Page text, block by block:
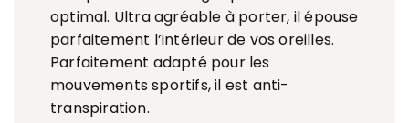
optimal. Ultra agréable à porter, il épouse
parfaitement l’intérieur de vos oreilles.
Parfaitement adapté pour les
mouvements sportifs, il est anti-
transpiration.